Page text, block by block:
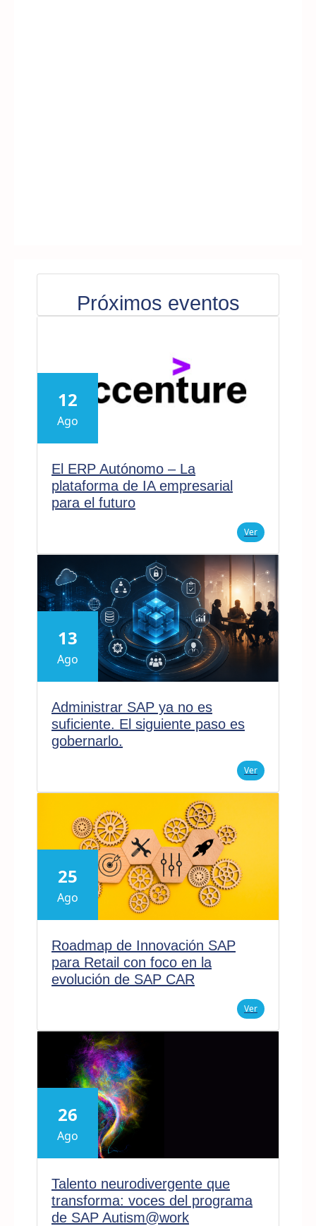
Próximos eventos
12
Ago
El ERP Autónomo – La
plataforma de IA empresarial
para el futuro
Ver
13
Ago
Administrar SAP ya no es
suficiente. El siguiente paso es
gobernarlo.
Ver
25
Ago
Roadmap de Innovación SAP
para Retail con foco en la
evolución de SAP CAR
Ver
26
Ago
Talento neurodivergente que
transforma: voces del programa
de SAP Autism@work